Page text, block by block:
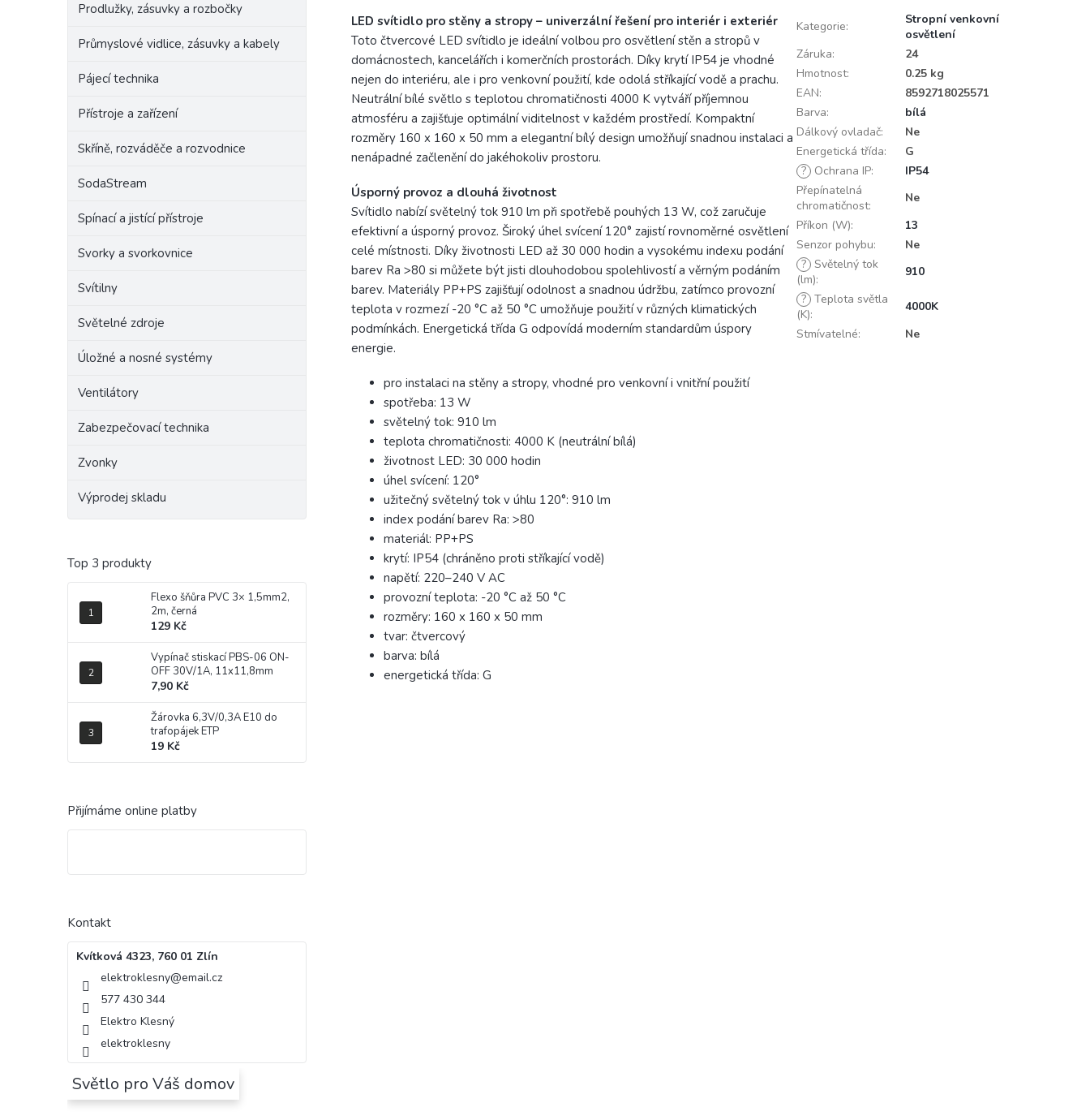
Prodlužky, zásuvky a rozbočky
Průmyslové vidlice, zásuvky a kabely
Pájecí technika
Přístroje a zařízení
Skříně, rozváděče a rozvodnice
SodaStream
Spínací a jistící přístroje
Svorky a svorkovnice
Svítilny
Světelné zdroje
Úložné a nosné systémy
Ventilátory
Zabezpečovací technika
Zvonky
Výprodej skladu
Top 3 produkty
Flexo šňůra PVC 3× 1,5mm2,
2m, černá
129 Kč
Vypínač stiskací PBS-06 ON-
OFF 30V/1A, 11x11,8mm
7,90 Kč
Žárovka 6,3V/0,3A E10 do
trafopájek ETP
19 Kč
Přijímáme online platby
Kontakt
Kvítková 4323, 760 01 Zlín
elektroklesny@email.cz
577 430 344
Elektro Klesný
elektroklesny
Světlo pro Váš domov
LED svítidlo pro stěny a stropy – univerzální řešení pro interiér i exteriér
Toto čtvercové LED svítidlo je ideální volbou pro osvětlení stěn a stropů v
domácnostech, kancelářích i komerčních prostorách. Díky krytí IP54 je vhodné
nejen do interiéru, ale i pro venkovní použití, kde odolá stříkající vodě a prachu.
Neutrální bílé světlo s teplotou chromatičnosti 4000 K vytváří příjemnou
atmosféru a zajišťuje optimální viditelnost v každém prostředí. Kompaktní
rozměry 160 x 160 x 50 mm a elegantní bílý design umožňují snadnou instalaci a
nenápadné začlenění do jakéhokoliv prostoru.
Úsporný provoz a dlouhá životnost
Svítidlo nabízí světelný tok 910 lm při spotřebě pouhých 13 W, což zaručuje
efektivní a úsporný provoz. Široký úhel svícení 120° zajistí rovnoměrné osvětlení
celé místnosti. Díky životnosti LED až 30 000 hodin a vysokému indexu podání
barev Ra >80 si můžete být jisti dlouhodobou spolehlivostí a věrným podáním
barev. Materiály PP+PS zajišťují odolnost a snadnou údržbu, zatímco provozní
teplota v rozmezí -20 °C až 50 °C umožňuje použití v různých klimatických
podmínkách. Energetická třída G odpovídá moderním standardům úspory
energie.
pro instalaci na stěny a stropy, vhodné pro venkovní i vnitřní použití
spotřeba: 13 W
světelný tok: 910 lm
teplota chromatičnosti: 4000 K (neutrální bílá)
životnost LED: 30 000 hodin
úhel svícení: 120°
užitečný světelný tok v úhlu 120°: 910 lm
index podání barev Ra: >80
materiál: PP+PS
krytí: IP54 (chráněno proti stříkající vodě)
napětí: 220–240 V AC
provozní teplota: -20 °C až 50 °C
rozměry: 160 x 160 x 50 mm
tvar: čtvercový
barva: bílá
energetická třída: G
Kategorie:
Stropní venkovní
osvětlení
Záruka:
24
Hmotnost:
0.25 kg
EAN:
8592718025571
Barva:
bílá
Dálkový ovladač:
Ne
Energetická třída:
G
? Ochrana IP:
IP54
Přepínatelná
chromatičnost:
Ne
Příkon (W):
13
Senzor pohybu:
Ne
? Světelný tok
(lm):
910
? Teplota světla
(K):
4000K
Stmívatelné: Ne